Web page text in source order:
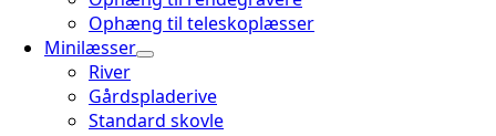
Ophæng til teleskoplæsser
Minilæsser
River
Gårdspladerive
Standard skovle